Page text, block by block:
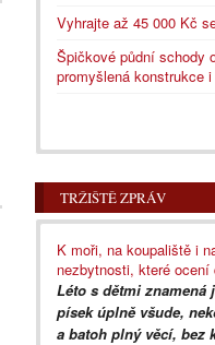
Vyhrajte až 45 000 Kč
Špičkové půdní schody
promyšlená konstrukce
TRŽIŠTĚ ZPRÁV
K moři, na koupaliště i
nezbytnosti, které ocení
Léto s dětmi znamená
písek úplně všude,
a batoh plný věcí, bez